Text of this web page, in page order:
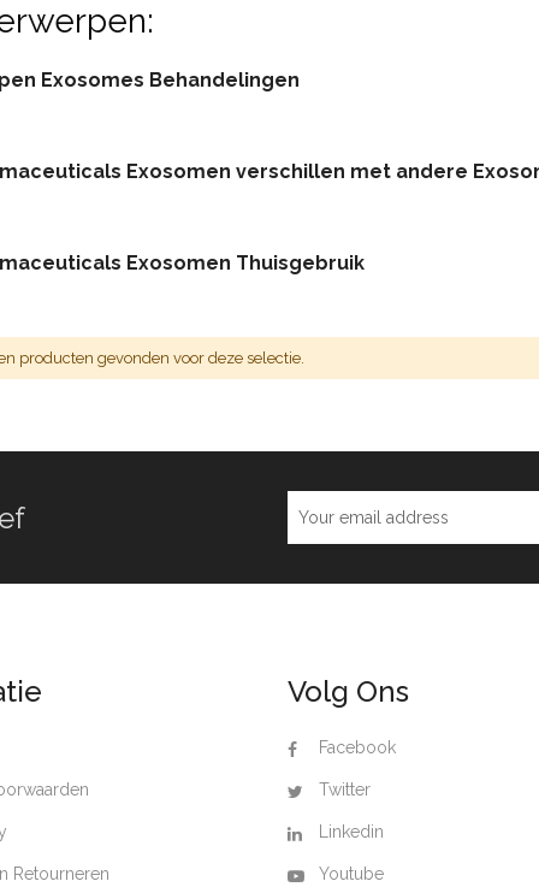
Exosomes Behandelingen
Exosomen verschillen met andere
Exosomen Thuisgebruik
producten gevonden voor deze selectie.
Retourneren
Volg Ons
Facebook
Twitter
Linkedin
Youtube